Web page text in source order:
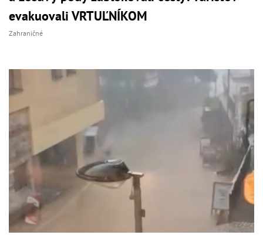
evakuovali VRTUĽNÍKOM
Zahraničné